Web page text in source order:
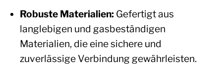
Robuste Materialien: Gefertigt aus
langlebigen und gasbeständigen
Materialien, die eine sichere und
zuverlässige Verbindung gewährleisten.